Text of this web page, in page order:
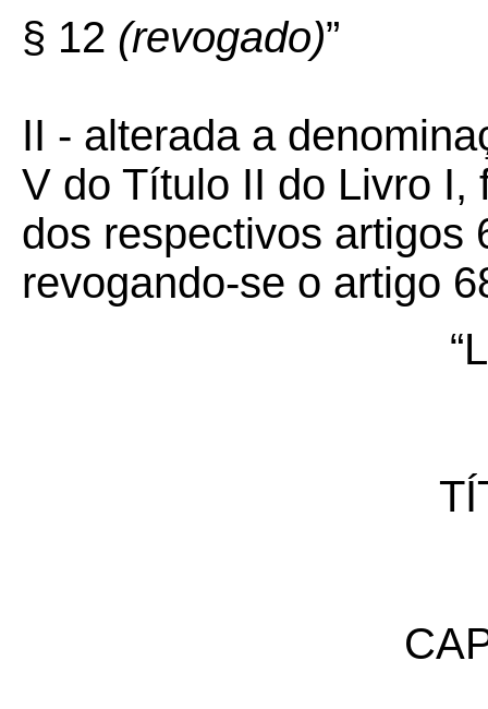
§ 12 (revogado)”
II - alterada a
V do Título II do Livro I,
dos respectivos artigos
revogando-se o artigo